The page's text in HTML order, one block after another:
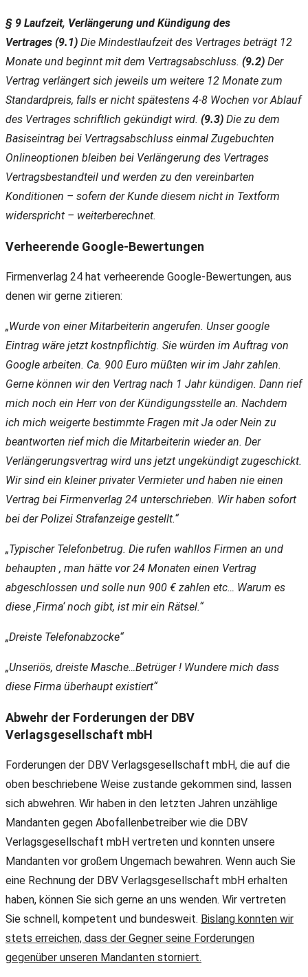
§ 9 Laufzeit, Verlängerung und Kündigung des
Vertrages (9.1) Die Mindestlaufzeit des Vertrages beträgt 12
Monate und beginnt mit dem Vertragsabschluss. (9.2) Der
Vertrag verlängert sich jeweils um weitere 12 Monate zum
Standardpreis, falls er nicht spätestens 4-8 Wochen vor Ablauf
des Vertrages schriftlich gekündigt wird. (9.3) Die zu dem
Basiseintrag bei Vertragsabschluss einmal Zugebuchten
Onlineoptionen bleiben bei Verlängerung des Vertrages
Vertragsbestandteil und werden zu den vereinbarten
Konditionen – sofern der Kunde diesem nicht in Textform
widerspricht – weiterberechnet.
Verheerende Google-Bewertungen
Firmenverlag 24 hat verheerende Google-Bewertungen, aus
denen wir gerne zitieren:
„Wurde von einer Mitarbeiterin angerufen. Unser google
Eintrag wäre jetzt kostnpflichtig. Sie würden im Auftrag von
Google arbeiten. Ca. 900 Euro müßten wir im Jahr zahlen.
Gerne können wir den Vertrag nach 1 Jahr kündigen. Dann rief
mich noch ein Herr von der Kündigungsstelle an. Nachdem
ich mich weigerte bestimmte Fragen mit Ja oder Nein zu
beantworten rief mich die Mitarbeiterin wieder an. Der
Verlängerungsvertrag wird uns jetzt ungekündigt zugeschickt.
Wir sind ein kleiner privater Vermieter und haben nie einen
Vertrag bei Firmenverlag 24 unterschrieben. Wir haben sofort
bei der Polizei Strafanzeige gestellt.“
„Typischer Telefonbetrug. Die rufen wahllos Firmen an und
behaupten , man hätte vor 24 Monaten einen Vertrag
abgeschlossen und solle nun 900 € zahlen etc… Warum es
diese ‚Firma‘ noch gibt, ist mir ein Rätsel.“
„Dreiste Telefonabzocke“
„Unseriös, dreiste Masche…Betrüger ! Wundere mich dass
diese Firma überhaupt existiert“
Abwehr der Forderungen der DBV
Verlagsgesellschaft mbH
Forderungen der DBV Verlagsgesellschaft mbH, die auf die
oben beschriebene Weise zustande gekommen sind, lassen
sich abwehren. Wir haben in den letzten Jahren unzählige
Mandanten gegen Abofallenbetreiber wie die DBV
Verlagsgesellschaft mbH vertreten und konnten unsere
Mandanten vor großem Ungemach bewahren. Wenn auch Sie
eine Rechnung der DBV Verlagsgesellschaft mbH erhalten
haben, können Sie sich gerne an uns wenden. Wir vertreten
Sie schnell, kompetent und bundesweit. Bislang konnten wir
stets erreichen, dass der Gegner seine Forderungen
gegenüber unseren Mandanten storniert.